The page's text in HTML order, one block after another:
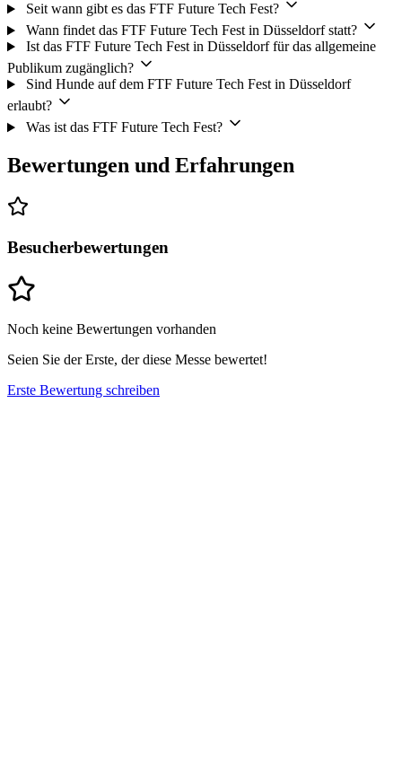
Seit wann gibt es das FTF Future Tech Fest?
Wann findet das FTF Future Tech Fest in Düsseldorf statt?
Ist das FTF Future Tech Fest in Düsseldorf für das allgemeine
Publikum zugänglich?
Sind Hunde auf dem FTF Future Tech Fest in Düsseldorf
erlaubt?
Was ist das FTF Future Tech Fest?
Bewertungen und Erfahrungen
Besucherbewertungen
Noch keine Bewertungen vorhanden
Seien Sie der Erste, der diese Messe bewertet!
Erste Bewertung schreiben